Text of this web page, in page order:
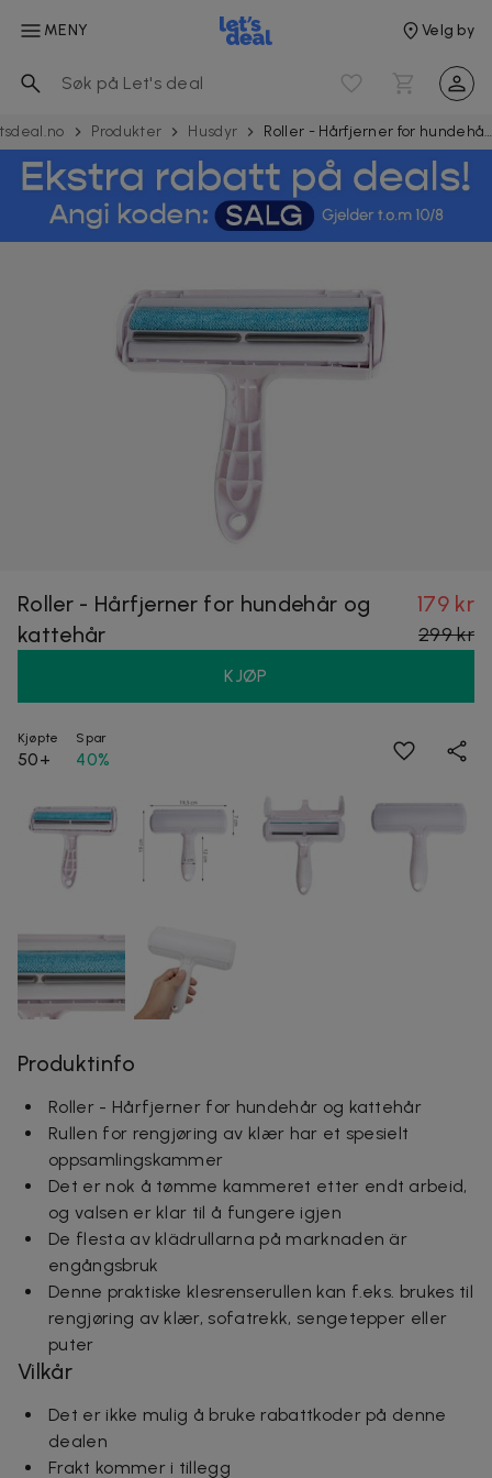
MENY Velg by
Produkter Husdyr Roller - Hårfjerner for hundehår og kattehår
Roller - Hårfjerner for hundehår og
kattehår
179 kr
299 kr
KJØP
Kjøpte
50+
Spar
40%
Produktinfo
Roller - Hårfjerner for hundehår og kattehår
Rullen for rengjøring av klær har et spesielt
oppsamlingskammer
Det er nok å tømme kammeret etter endt arbeid,
og valsen er klar til å fungere igjen
De flesta av klädrullarna på marknaden är
engångsbruk
Denne praktiske klesrenserullen kan f.eks. brukes til
rengjøring av klær, sofatrekk, sengetepper eller
puter
Vilkår
Det er ikke mulig å bruke rabattkoder på denne
dealen
Frakt kommer i tillegg